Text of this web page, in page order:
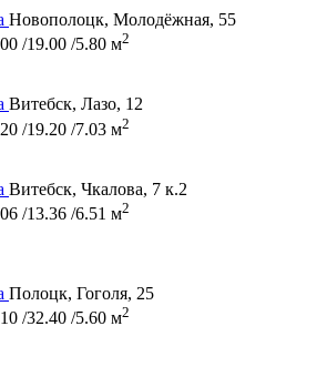
Новополоцк, Молодёжная, 55
/19.00 /5.80 м2
Витебск, Лазо, 12
/19.20 /7.03 м2
Витебск, Чкалова, 7 к.2
/13.36 /6.51 м2
Полоцк, Гоголя, 25
/32.40 /5.60 м2